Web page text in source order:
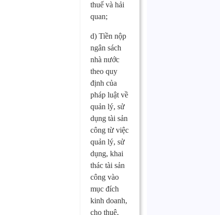
thuế và hải
quan;
d) Tiền nộp
ngân sách
nhà nước
theo quy
định của
pháp luật về
quản lý, sử
dụng tài sản
công từ việc
quản lý, sử
dụng, khai
thác tài sản
công vào
mục đích
kinh doanh,
cho thuê,